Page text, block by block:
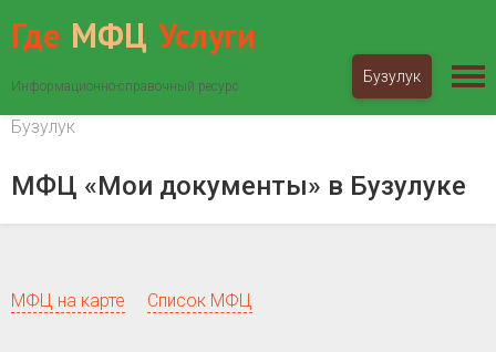
Где МФЦ Услуги
Информационно-справочный ресурс
Бузулук
Оренбургская область
Бузулук
МФЦ «Мои документы» в Бузулуке
МФЦ на карте Список МФЦ